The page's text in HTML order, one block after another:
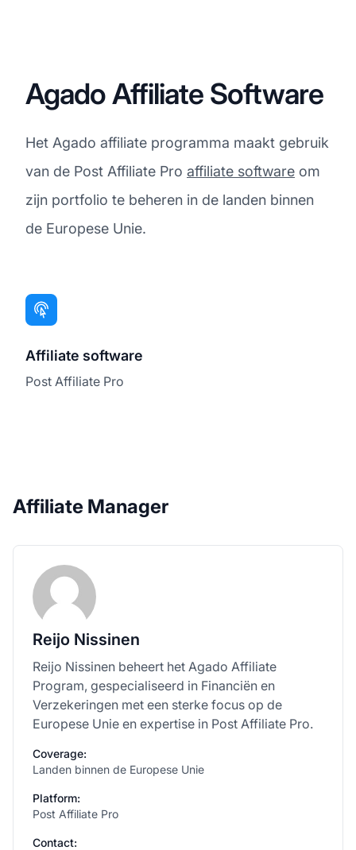
Agado Affiliate Software
Het Agado affiliate programma maakt gebruik
van de Post Affiliate Pro affiliate software om
zijn portfolio te beheren in de landen binnen
de Europese Unie.
Affiliate software
Post Affiliate Pro
Affiliate Manager
Reijo Nissinen
Reijo Nissinen beheert het Agado Affiliate
Program, gespecialiseerd in Financiën en
Verzekeringen met een sterke focus op de
Europese Unie en expertise in Post Affiliate Pro.
Coverage:
Landen binnen de Europese Unie
Platform:
Post Affiliate Pro
Contact: